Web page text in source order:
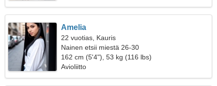
Amelia
22 vuotias, Kauris
Nainen etsii miestä 26-30
162 cm (5'4"), 53 kg (116 lbs)
Avioliitto